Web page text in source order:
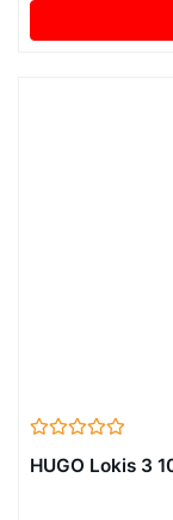
HUGO Lokis 3